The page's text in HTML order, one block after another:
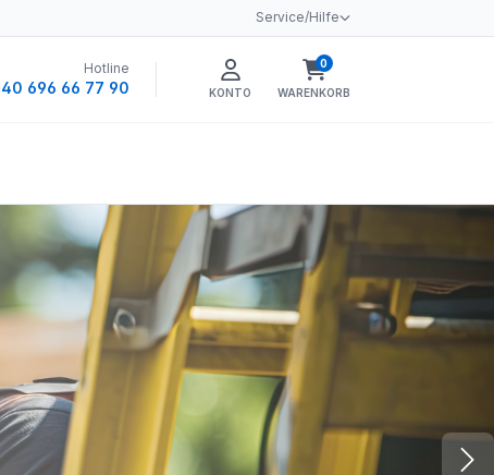
Service/Hilfe
Hotline
696 66 77 90 KONTO
0
WARENKORB
Warenkorb enthält